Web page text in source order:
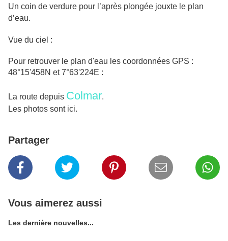
Un coin de verdure pour l’après plongée jouxte le plan
d’eau.
Vue du ciel :
Pour retrouver le plan d'eau les coordonnées GPS :
48°15'458N et 7°63'224E :
La route depuis Colmar.
Les photos sont ici.
Partager
Vous aimerez aussi
Les dernière nouvelles...